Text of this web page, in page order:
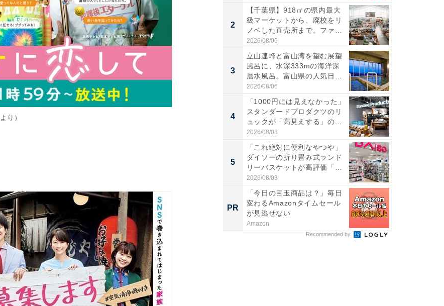
より）
2
【千葉県】918㎡の県内最大
級マーケットから、廃校をリ
ノベした直売所まで。ファ
ー...
2026/08/06
3
立山連峰と富山湾を望む展望
風呂に、水深333mの海洋深
層水風呂。富山県の人気日
帰...
2026/08/06
4
「1000円には見えなかった」
スタンダードプロダクツのリ
ュックが「高見えする」の...
2026/08/03
5
「これ絶対に便利なやつや」
ダイソーの折り畳み式ランド
リーバスケットが高評価「使
わ...
2026/08/03
PR
「今日の目玉商品は？」毎日
変わるAmazonタイムセール
が見逃せない
Amazon
Recommended by